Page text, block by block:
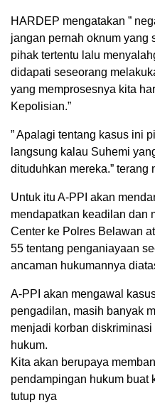
HARDEP mengatakan ”
jangan pernah oknum yang
pihak tertentu lalu
didapati seseorang
yang memprosesnya kita
Kepolisian.”
” Apalagi tentang kasus ini
langsung kalau Suhemi
dituduhkan mereka.” terang
Untuk itu A-PPI akan
mendapatkan keadilan dan
Center ke Polres Belawan
55 tentang penganiayaan
ancaman hukumannya
A-PPI akan mengawal
pengadilan, masih banyak
menjadi korban
hukum.
Kita akan berupaya
pendampingan hukum buat
tutup nya